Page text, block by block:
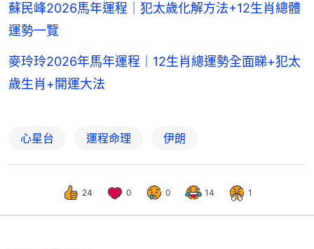
蘇民峰2026馬年運程｜犯太歲化解方法+12生肖總體
運勢一覽
麥玲玲2026年馬年運程｜12生肖總運勢全面睇+犯太
歲生肖+開運大法
心星台 運程命理 伊朗
24 0 0 14 1